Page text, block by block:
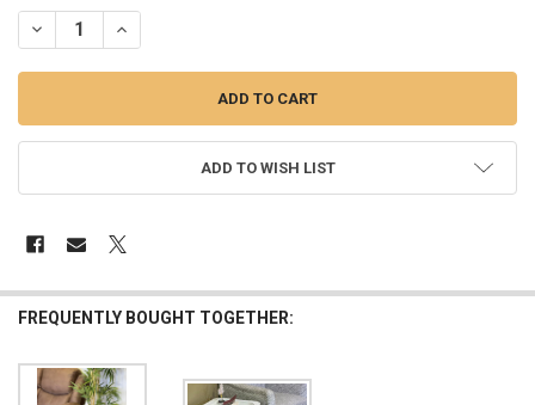
STOCK:
ADD TO WISH LIST
FREQUENTLY BOUGHT TOGETHER: